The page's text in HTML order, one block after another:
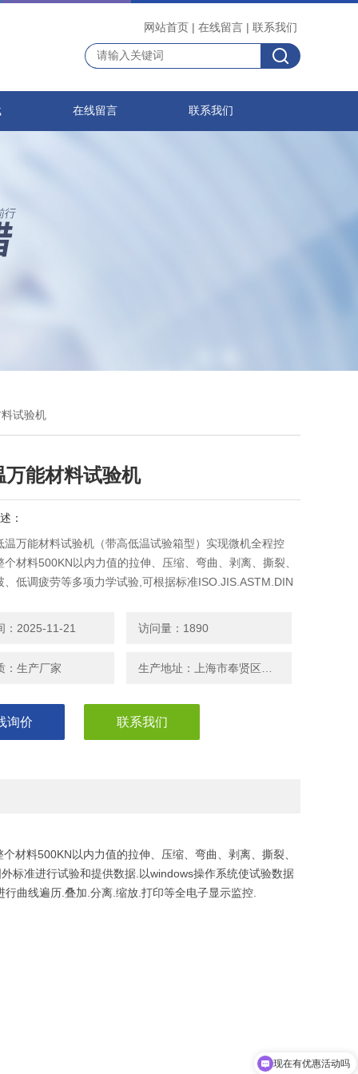
网站首页 | 在线留言 | 联系我们
在线留言 联系我们
试验机
万能材料试验机
：
温万能材料试验机（带高低温试验箱型）实现微机全程控
个材料500KN以内力值的拉伸、压缩、弯曲、剥离、撕裂、
、低调疲劳等多项力学试验,可根据标准ISO.JIS.ASTM.DIN
：2025-11-21 访问量：1890
：生产厂家
询价 联系我们
材料500KN以内力值的拉伸、压缩、弯曲、剥离、撕裂、
标准进行试验和提供数据.以windows操作系统使试验数据
曲线遍历.叠加.分离.缩放.打印等全电子显示监控.
可以介绍下你们的产品么